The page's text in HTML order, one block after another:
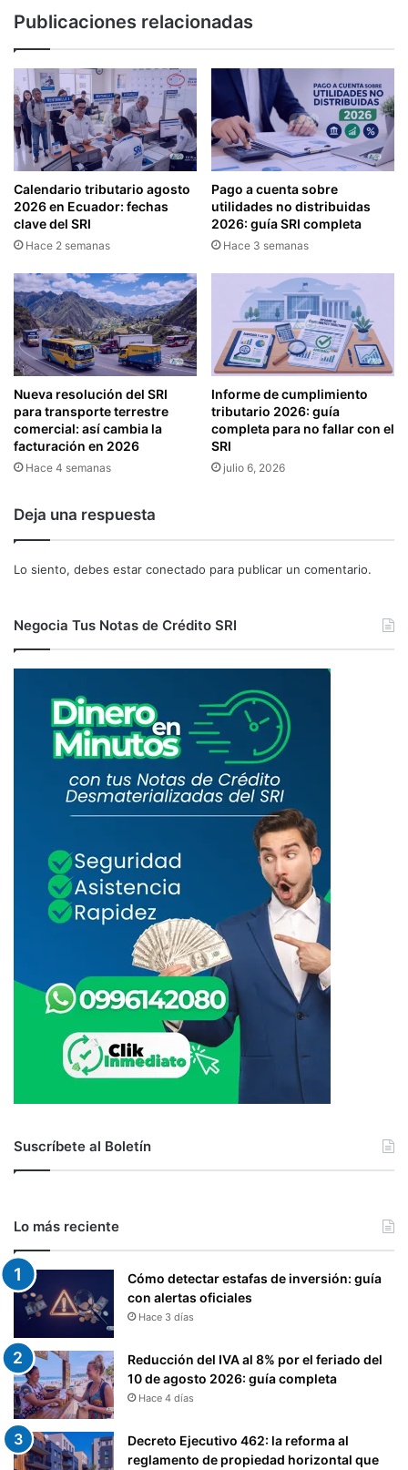
I
M
U
E
S
T
O
L
S
L
I
D
A
D
E
D
I
V
I
S
Publicaciones relacionadas
Calendario tributario agosto
2026 en Ecuador: fechas
clave del SRI
Hace 2 semanas
Pago a cuenta sobre
utilidades no distribuidas
2026: guía SRI completa
Hace 3 semanas
Nueva resolución del SRI
para transporte terrestre
comercial: así cambia la
facturación en 2026
Hace 4 semanas
Informe de cumplimiento
tributario 2026: guía
completa para no fallar con el
SRI
julio 6, 2026
Deja una respuesta
Lo siento, debes estar conectado para publicar un comentario.
Negocia Tus Notas de Crédito SRI
Suscríbete al Boletín
Lo más reciente
Cómo detectar estafas de inversión: guía
con alertas oficiales
Hace 3 días
Reducción del IVA al 8% por el feriado del
10 de agosto 2026: guía completa
Hace 4 días
Decreto Ejecutivo 462: la reforma al
reglamento de propiedad horizontal que